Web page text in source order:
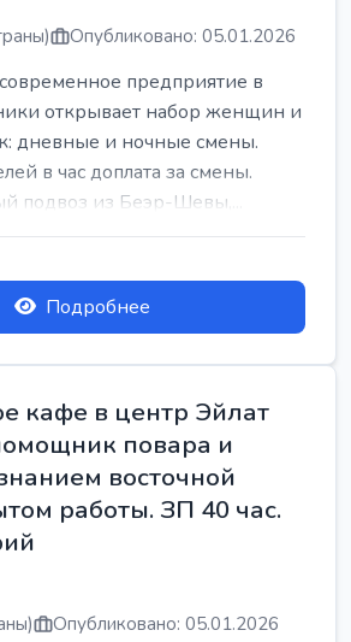
Опубликовано: 05.01.2026
предприятие в
открывает набор женщин и
дневные и ночные смены.
в час доплата за смены.
подвоз из Беэр-Шевы,...
Подробнее
кафе в центр Эйлат
повара и
восточной
работы. ЗП 40 час.
Опубликовано: 05.01.2026